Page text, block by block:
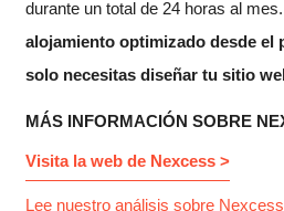
durante un total de 24 horas al mes.
alojamiento optimizado desde el
solo necesitas diseñar tu sitio
MÁS INFORMACIÓN SOBRE
Visita la web de Nexcess >
Lee nuestro análisis sobre Nexcess